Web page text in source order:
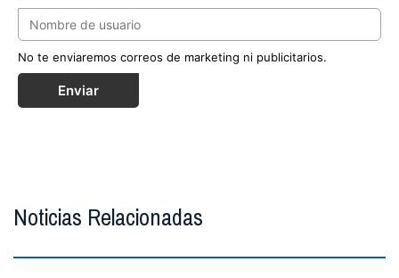
No te enviaremos correos de marketing ni publicitarios.
Enviar
Noticias Relacionadas